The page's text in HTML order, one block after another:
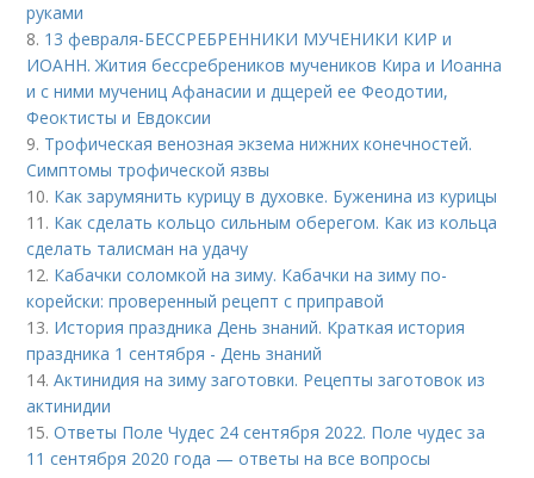
руками
8. 13 февраля-БЕССРЕБРЕННИКИ МУЧЕНИКИ КИР и
ИОАНН. Жития бессребреников мучеников Кира и Иоанна
и с ними мучениц Афанасии и дщерей ее Феодотии,
Феоктисты и Евдоксии
9. Трофическая венозная экзема нижних конечностей.
Симптомы трофической язвы
10. Как зарумянить курицу в духовке. Буженина из курицы
11. Как сделать кольцо сильным оберегом. Как из кольца
сделать талисман на удачу
12. Кабачки соломкой на зиму. Кабачки на зиму по-
корейски: проверенный рецепт с приправой
13. История праздника День знаний. Краткая история
праздника 1 сентября - День знаний
14.Актинидия на зиму заготовки. Рецепты заготовок из
актинидии
15.Ответы Поле Чудес 24 сентября 2022. Поле чудес за
11 сентября 2020 года — ответы на все вопросы